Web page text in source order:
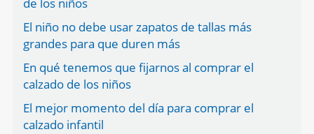
El niño no debe usar zapatos de tallas más
grandes para que duren más
En qué tenemos que fijarnos al comprar el
calzado de los niños
El mejor momento del día para comprar el
calzado infantil